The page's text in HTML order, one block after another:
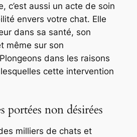
c’est aussi un acte de soin
envers votre chat. Elle
dans sa santé, son
même sur son
dans les raisons
cette intervention
portées non désirées
milliers de chats et